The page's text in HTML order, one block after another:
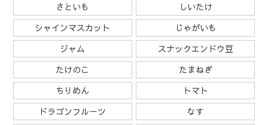
さといも
しいたけ
シャインマスカット
じゃがいも
ジャム
スナックエンドウ豆
たけのこ
たまねぎ
ちりめん
トマト
ドラゴンフルーツ
なす